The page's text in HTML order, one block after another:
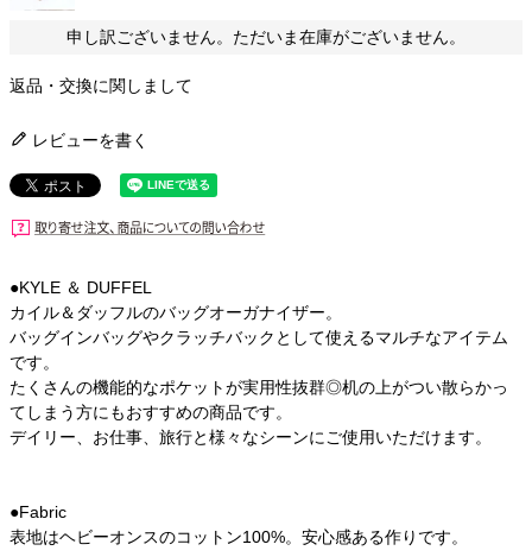
申し訳ございません。ただいま在庫がございません。
返品・交換に関しまして
レビューを書く
●KYLE ＆ DUFFEL
カイル＆ダッフルのバッグオーガナイザー。
バッグインバッグやクラッチバックとして使えるマルチなアイテム
です。
たくさんの機能的なポケットが実用性抜群◎机の上がつい散らかっ
てしまう方にもおすすめの商品です。
デイリー、お仕事、旅行と様々なシーンにご使用いただけます。
●Fabric
表地はヘビーオンスのコットン100%。安心感ある作りです。